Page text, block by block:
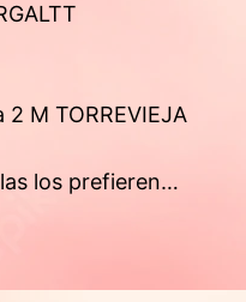
2 M TORREVIEJA
los prefieren…